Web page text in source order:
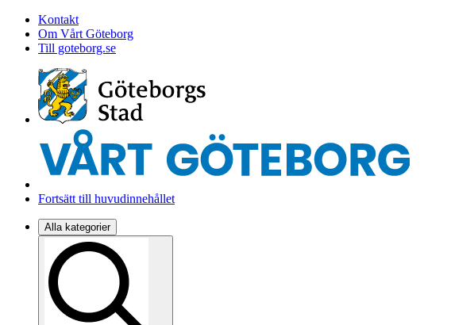
Kontakt
Om Vårt Göteborg
Till goteborg.se
Fortsätt till huvudinnehållet
Alla kategorier